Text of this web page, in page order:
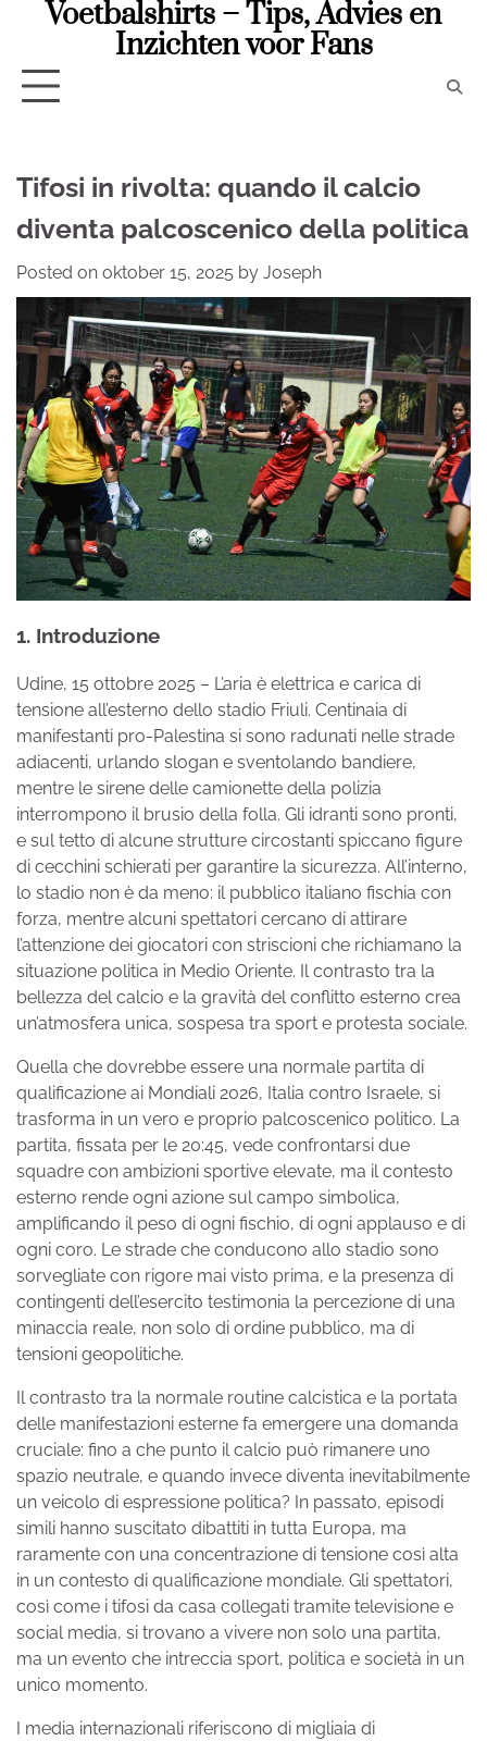
Voetbalshirts – Tips, Advies en
Inzichten voor Fans
Tifosi in rivolta: quando il calcio
diventa palcoscenico della politica
Posted on oktober 15, 2025 by Joseph
1. Introduzione
Udine, 15 ottobre 2025 – L’aria è elettrica e carica di
tensione all’esterno dello stadio Friuli. Centinaia di
manifestanti pro-Palestina si sono radunati nelle strade
adiacenti, urlando slogan e sventolando bandiere,
mentre le sirene delle camionette della polizia
interrompono il brusio della folla. Gli idranti sono pronti,
e sul tetto di alcune strutture circostanti spiccano figure
di cecchini schierati per garantire la sicurezza. All’interno,
lo stadio non è da meno: il pubblico italiano fischia con
forza, mentre alcuni spettatori cercano di attirare
l’attenzione dei giocatori con striscioni che richiamano la
situazione politica in Medio Oriente. Il contrasto tra la
bellezza del calcio e la gravità del conflitto esterno crea
un’atmosfera unica, sospesa tra sport e protesta sociale.
Quella che dovrebbe essere una normale partita di
qualificazione ai Mondiali 2026, Italia contro Israele, si
trasforma in un vero e proprio palcoscenico politico. La
partita, fissata per le 20:45, vede confrontarsi due
squadre con ambizioni sportive elevate, ma il contesto
esterno rende ogni azione sul campo simbolica,
amplificando il peso di ogni fischio, di ogni applauso e di
ogni coro. Le strade che conducono allo stadio sono
sorvegliate con rigore mai visto prima, e la presenza di
contingenti dell’esercito testimonia la percezione di una
minaccia reale, non solo di ordine pubblico, ma di
tensioni geopolitiche.
Il contrasto tra la normale routine calcistica e la portata
delle manifestazioni esterne fa emergere una domanda
cruciale: fino a che punto il calcio può rimanere uno
spazio neutrale, e quando invece diventa inevitabilmente
un veicolo di espressione politica? In passato, episodi
simili hanno suscitato dibattiti in tutta Europa, ma
raramente con una concentrazione di tensione così alta
in un contesto di qualificazione mondiale. Gli spettatori,
così come i tifosi da casa collegati tramite televisione e
social media, si trovano a vivere non solo una partita,
ma un evento che intreccia sport, politica e società in un
unico momento.
I media internazionali riferiscono di migliaia di